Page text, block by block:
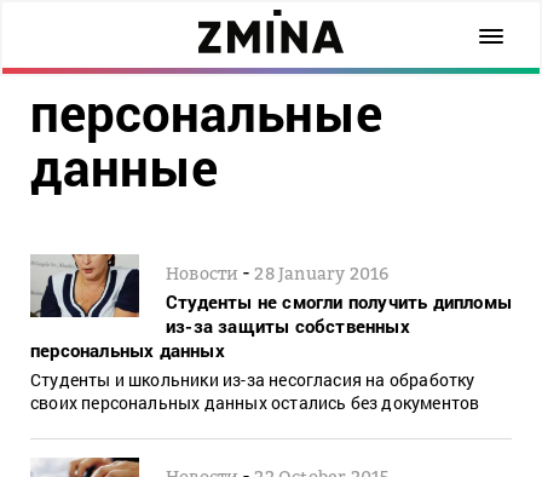
персональные
данные
Новости -28 January 2016
Студенты не смогли получить дипломы
из-за защиты собственных
персональных данных
Студенты и школьники из-за несогласия на обработку
своих персональных данных остались без документов